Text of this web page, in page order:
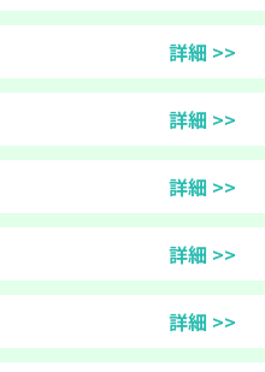
詳細 >>
詳細 >>
詳細 >>
詳細 >>
詳細 >>